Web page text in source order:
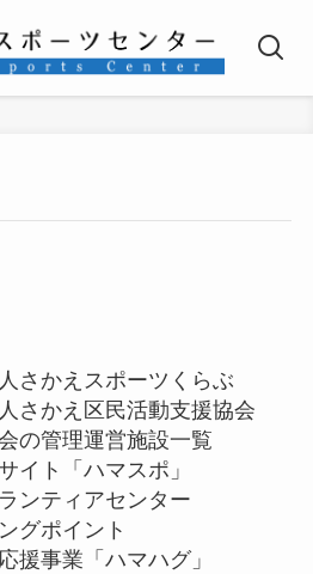
さかえスポーツくらぶ
さかえ区民活動支援協会
の管理運営施設一覧
イト「ハマスポ」
ンティアセンター
グポイント
援事業「ハマハグ」